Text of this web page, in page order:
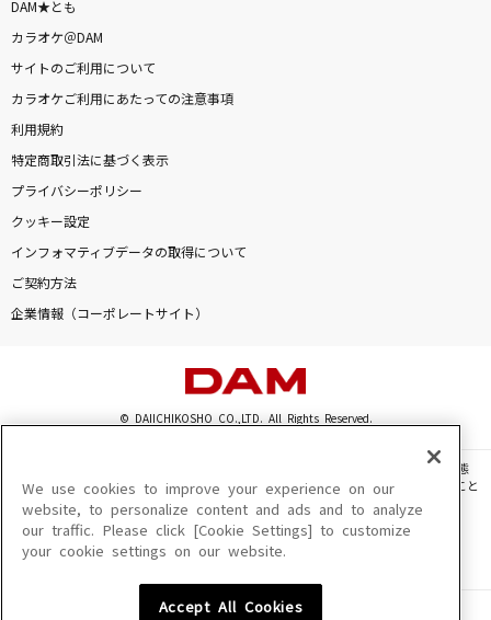
DAM★とも
カラオケ＠DAM
サイトのご利用について
カラオケご利用にあたっての注意事項
利用規約
特定商取引法に基づく表示
プライバシーポリシー
クッキー設定
インフォマティブデータの取得について
ご契約方法
企業情報（コーポレートサイト）
© DAIICHIKOSHO CO.,LTD. All Rights Reserved.
このサイトに掲載されている一切の文章・画像・写真・動画・音声等を、手段や形態
を問わず、著作権法の定める範囲を超えて無断で複製、転載、ファイル化などすること
を禁じます。
楽曲及びコンテンツは、機種によりご利用いただけない場合があります。
楽曲及びコンテンツの配信日、配信内容が変更になる場合があります。
We use cookies to improve your experience on our
website, to personalize content and ads and to analyze
our traffic. Please click [Cookie Settings] to customize
your cookie settings on our website.
Accept All Cookies